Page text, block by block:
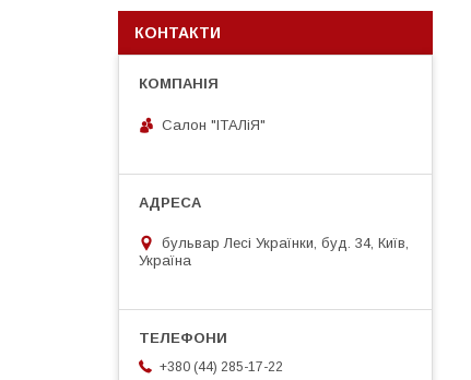
КОНТАКТИ
Салон "ІТАЛіЯ"
бульвар Лесі Українки, буд. 34, Київ,
Україна
+380 (44) 285-17-22